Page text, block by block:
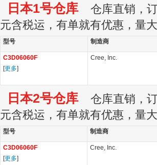
日本1号仓库 仓库直销，订
元含税运，有单就有优惠，量
型号 制造商
C3D06060F
[更多]
Cree, Inc.
日本2号仓库 仓库直销，订
元含税运，有单就有优惠，量
型号 制造商
C3D06060F
[更多]
Cree, Inc.